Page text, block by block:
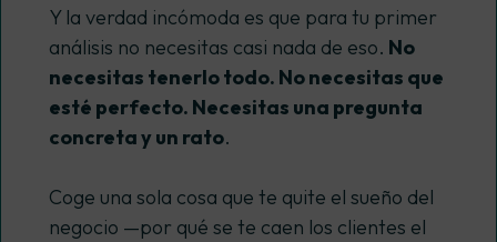
Y la verdad incómoda es que para tu primer
análisis no necesitas casi nada de eso. No
necesitas tenerlo todo. No necesitas que
esté perfecto. Necesitas una pregunta
concreta y un rato.
Coge una sola cosa que te quite el sueño del
negocio —por qué se te caen los clientes el